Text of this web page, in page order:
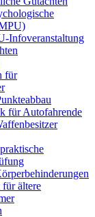
Infoveranstaltung
für
für Autofahrende
ältere